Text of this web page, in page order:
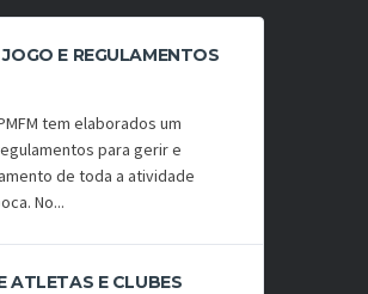
JOGO E REGULAMENTOS
tem elaborados um
para gerir e
de toda a atividade
No...
ATLETAS E CLUBES